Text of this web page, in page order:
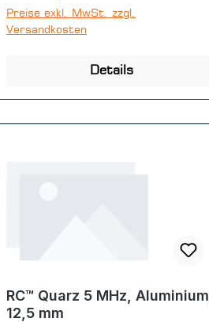
Preise exkl. MwSt. zzgl.
Versandkosten
Details
RC™ Quarz 5 MHz, Aluminium,
12,5 mm